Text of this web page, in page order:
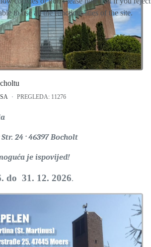
PREGLEDA: 11276
24 · 46397 Bocholt
je ispovijed!
do 31. 12. 2026.
to use all the functionalities of the site.